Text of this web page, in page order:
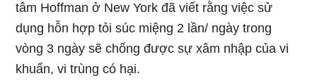
tâm Hoffman ở New York đã viết rằng việc sử
dụng hỗn hợp tỏi súc miệng 2 lần/ ngày trong
vòng 3 ngày sẽ chống được sự xâm nhập của vi
khuẩn, vi trùng có hại.